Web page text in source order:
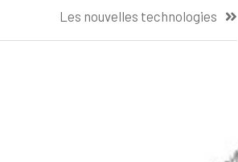
Les nouvelles technologies